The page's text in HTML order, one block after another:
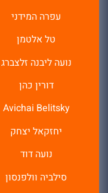
עפרה המידני
טל אלטמן
נועה ליבנה זלצברג
דורין כהן
Avichai Belitsky
יחזקאל יצחק
נועה דוד
סילביה וולפנסון